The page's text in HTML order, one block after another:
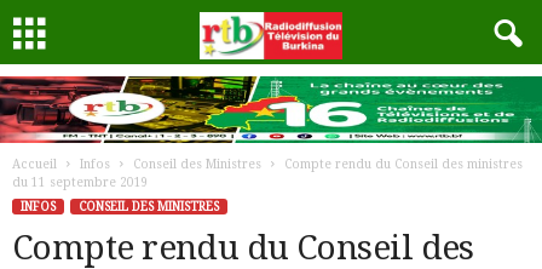
Accueil Infos Conseil des Ministres
Compte rendu du Conseil des ministres
du 11 septembre 2019
INFOS
CONSEIL DES MINISTRES
Compte rendu du Conseil des